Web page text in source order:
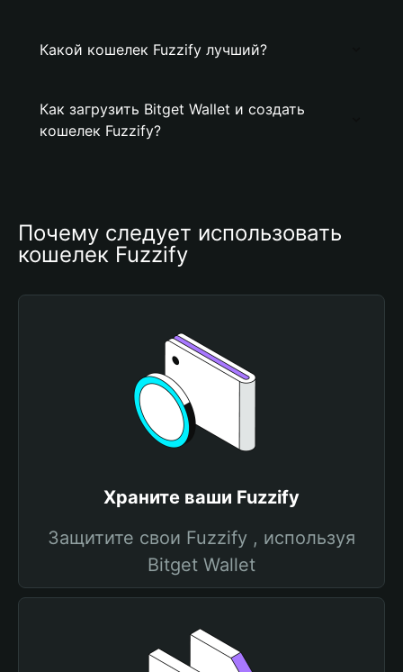
Какой кошелек Fuzzify лучший?
Как загрузить Bitget Wallet и создать
кошелек Fuzzify?
Почему следует использовать
кошелек Fuzzify
Храните ваши Fuzzify
Защитите свои Fuzzify , используя
Bitget Wallet